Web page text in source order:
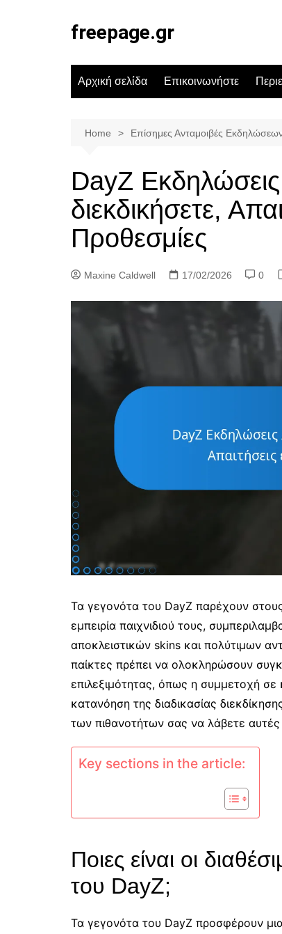
freepage.gr
Αρχική σελίδα Επικοινωνήστε
Home Επίσημες Ανταμοιβές
DayZ
διεκδικήσετε,
Προθεσμίες
Maxine Caldwell 17/02/2026 0
Τα γεγονότα του DayZ παρέχουν
εμπειρία παιχνιδιού τους,
αποκλειστικών skins και πολύτιμων
παίκτες πρέπει να ολοκληρώσουν
επιλεξιμότητας, όπως η συμμετοχή
κατανόηση της διαδικασίας
των πιθανοτήτων σας να λάβετε αυτές
Key sections in the article:
Ποιες είναι οι
του DayZ;
Τα γεγονότα του DayZ προσφέρουν